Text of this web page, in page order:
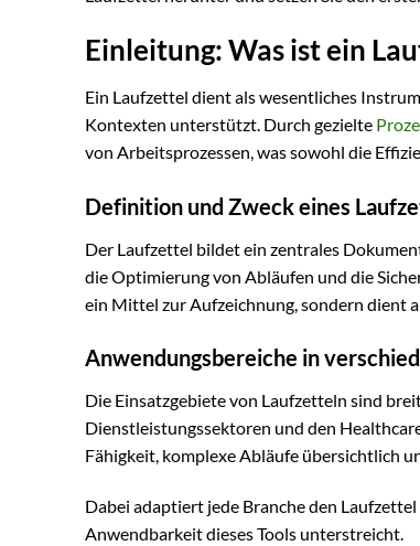
Einleitung: Was ist ein
Ein Laufzettel dient als wesentliches
Kontexten unterstützt. Durch gezielte
von Arbeitsprozessen, was sowohl die
Definition und Zweck eines
Der Laufzettel bildet ein zentrales
die Optimierung von Abläufen und die
ein Mittel zur Aufzeichnung, sondern dient
Anwendungsbereiche in
Die Einsatzgebiete von Laufzetteln sind
Dienstleistungssektoren und den
Fähigkeit, komplexe Abläufe übersichtlich
Dabei adaptiert jede Branche den
Anwendbarkeit dieses Tools unterstreicht.